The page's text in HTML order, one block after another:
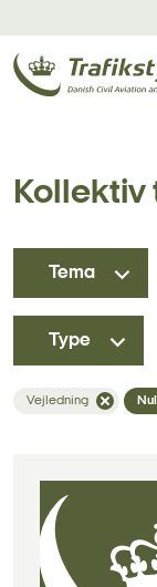
Kollektiv
Vejledning
Tema
Type